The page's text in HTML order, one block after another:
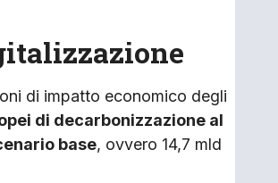
di impatto economico degli
di decarbonizzazione al
base, ovvero 14,7 mld